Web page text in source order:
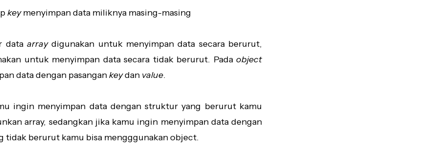
keymenyimpan data miliknya masing-masing
data arraydigunakan untuk menyimpan data secara berurut,
untuk menyimpan data secara tidak berurut. Pada object
data dengan pasangankeydan value.
ingin menyimpan data dengan struktur yang berurut kamu
array, sedangkan jika kamu ingin menyimpan data dengan
tidak berurut kamu bisa mengggunakan object.